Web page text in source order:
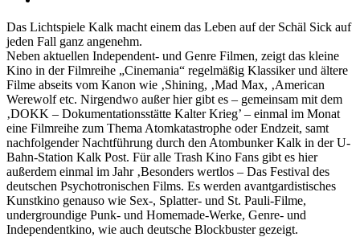
Das Lichtspiele Kalk macht einem das Leben auf der Schäl Sick auf
jeden Fall ganz angenehm.
Neben aktuellen Independent- und Genre Filmen, zeigt das kleine
Kino in der Filmreihe „Cinemania“ regelmäßig Klassiker und ältere
Filme abseits vom Kanon wie ‚Shining, ‚Mad Max, ‚American
Werewolf etc. Nirgendwo außer hier gibt es – gemeinsam mit dem
‚DOKK – Dokumentationsstätte Kalter Krieg’ – einmal im Monat
eine Filmreihe zum Thema Atomkatastrophe oder Endzeit, samt
nachfolgender Nachtführung durch den Atombunker Kalk in der U-
Bahn-Station Kalk Post. Für alle Trash Kino Fans gibt es hier
außerdem einmal im Jahr ‚Besonders wertlos – Das Festival des
deutschen Psychotronischen Films. Es werden avantgardistisches
Kunstkino genauso wie Sex-, Splatter- und St. Pauli-Filme,
undergroundige Punk- und Homemade-Werke, Genre- und
Independentkino, wie auch deutsche Blockbuster gezeigt.